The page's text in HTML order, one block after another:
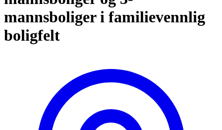
mannsboliger i familievennlig
boligfelt